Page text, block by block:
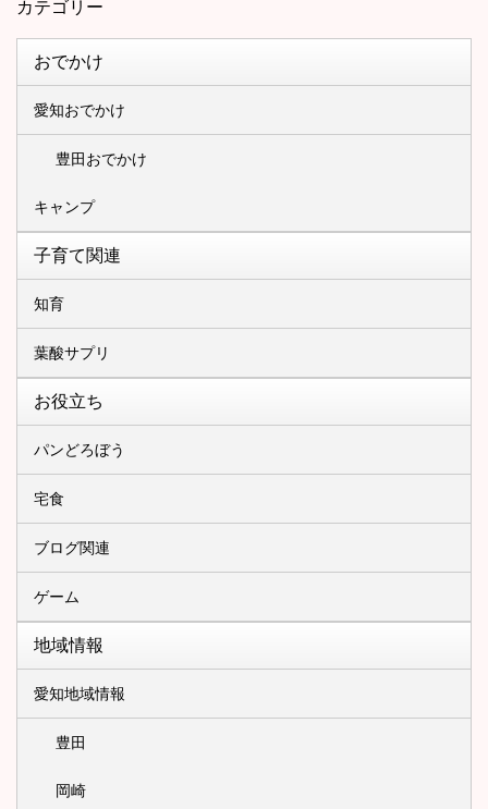
カテゴリー
おでかけ
愛知おでかけ
豊田おでかけ
キャンプ
子育て関連
知育
葉酸サプリ
お役立ち
パンどろぼう
宅食
ブログ関連
ゲーム
地域情報
愛知地域情報
豊田
岡崎